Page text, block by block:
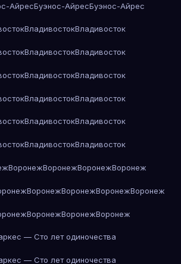
АйресБуэнос-АйресБуэнос-Айрес
ВладивостокВладивосток
ВладивостокВладивосток
ВладивостокВладивосток
ВладивостокВладивосток
ВладивостокВладивосток
ВладивостокВладивосток
ВоронежВоронежВоронежВоронеж
ВоронежВоронежВоронежВоронеж
ВоронежВоронежВоронеж
— Сто лет одиночества
— Сто лет одиночества